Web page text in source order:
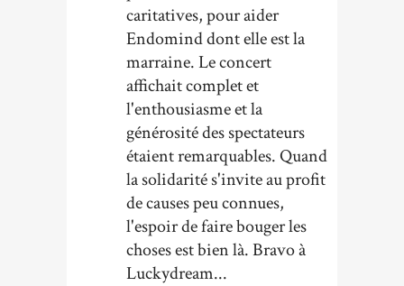
caritatives, pour aider
Endomind dont elle est la
marraine. Le concert
affichait complet et
l'enthousiasme et la
générosité des spectateurs
étaient remarquables. Quand
la solidarité s'invite au profit
de causes peu connues,
l'espoir de faire bouger les
choses est bien là. Bravo à
Luckydream...